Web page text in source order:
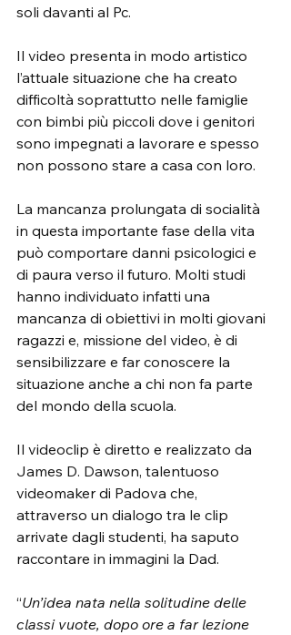
soli davanti al Pc.
Il video presenta in modo artistico
l’attuale situazione che ha creato
difficoltà soprattutto nelle famiglie
con bimbi più piccoli dove i genitori
sono impegnati a lavorare e spesso
non possono stare a casa con loro.
La mancanza prolungata di socialità
in questa importante fase della vita
può comportare danni psicologici e
di paura verso il futuro. Molti studi
hanno individuato infatti una
mancanza di obiettivi in molti giovani
ragazzi e, missione del video, è di
sensibilizzare e far conoscere la
situazione anche a chi non fa parte
del mondo della scuola.
Il videoclip è diretto e realizzato da
James D. Dawson, talentuoso
videomaker di Padova che,
attraverso un dialogo tra le clip
arrivate dagli studenti, ha saputo
raccontare in immagini la Dad.
“Un’idea nata nella solitudine delle
classi vuote, dopo ore a far lezione